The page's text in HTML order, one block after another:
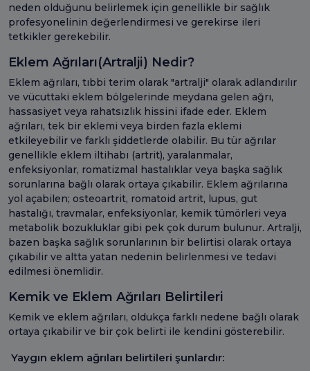
neden olduğunu belirlemek için genellikle bir sağlık
profesyonelinin değerlendirmesi ve gerekirse ileri
tetkikler gerekebilir.
Eklem Ağrıları(Artralji) Nedir?
Eklem ağrıları, tıbbi terim olarak "artralji" olarak adlandırılır
ve vücuttaki eklem bölgelerinde meydana gelen ağrı,
hassasiyet veya rahatsızlık hissini ifade eder. Eklem
ağrıları, tek bir eklemi veya birden fazla eklemi
etkileyebilir ve farklı şiddetlerde olabilir. Bu tür ağrılar
genellikle eklem iltihabı (artrit), yaralanmalar,
enfeksiyonlar, romatizmal hastalıklar veya başka sağlık
sorunlarına bağlı olarak ortaya çıkabilir. Eklem ağrılarına
yol açabilen; osteoartrit, romatoid artrit, lupus, gut
hastalığı, travmalar, enfeksiyonlar, kemik tümörleri veya
metabolik bozukluklar gibi pek çok durum bulunur. Artralji,
bazen başka sağlık sorunlarının bir belirtisi olarak ortaya
çıkabilir ve altta yatan nedenin belirlenmesi ve tedavi
edilmesi önemlidir.
Kemik ve Eklem Ağrıları Belirtileri
Kemik ve eklem ağrıları, oldukça farklı nedene bağlı olarak
ortaya çıkabilir ve bir çok belirti ile kendini gösterebilir.
Yaygın eklem ağrıları belirtileri şunlardır: